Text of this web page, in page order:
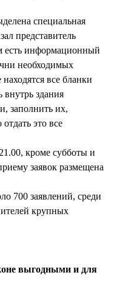
специальная
представитель
есть информационный
необходимых
все бланки
здания
заполнить их,
это все
кроме субботы и
заявок размещена
700 заявлений, среди
крупных
выгодными и для